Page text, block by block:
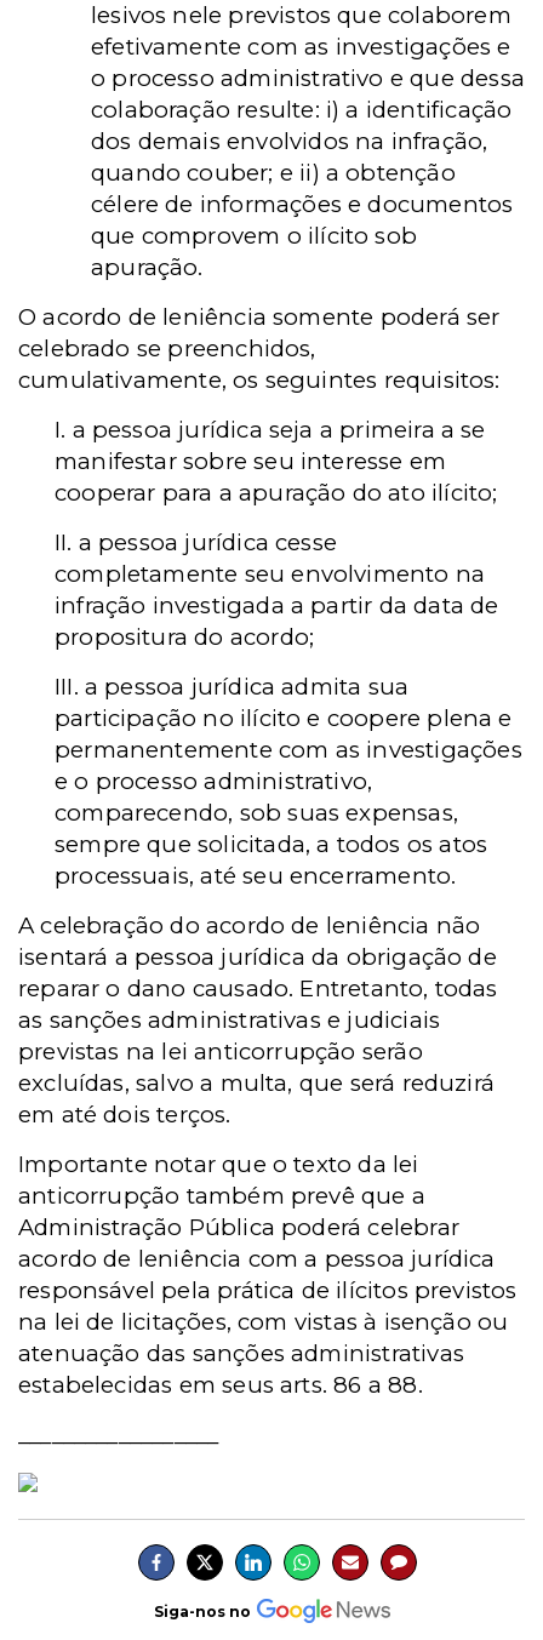
lesivos nele previstos que colaborem
efetivamente com as investigações e
o processo administrativo e que dessa
colaboração resulte: i) a identificação
dos demais envolvidos na infração,
quando couber; e ii) a obtenção
célere de informações e documentos
que comprovem o ilícito sob
apuração.
O acordo de leniência somente poderá ser
celebrado se preenchidos,
cumulativamente, os seguintes requisitos:
I. a pessoa jurídica seja a primeira a se
manifestar sobre seu interesse em
cooperar para a apuração do ato ilícito;
II. a pessoa jurídica cesse
completamente seu envolvimento na
infração investigada a partir da data de
propositura do acordo;
III. a pessoa jurídica admita sua
participação no ilícito e coopere plena e
permanentemente com as investigações
e o processo administrativo,
comparecendo, sob suas expensas,
sempre que solicitada, a todos os atos
processuais, até seu encerramento.
A celebração do acordo de leniência não
isentará a pessoa jurídica da obrigação de
reparar o dano causado. Entretanto, todas
as sanções administrativas e judiciais
previstas na lei anticorrupção serão
excluídas, salvo a multa, que será reduzirá
em até dois terços.
Importante notar que o texto da lei
anticorrupção também prevê que a
Administração Pública poderá celebrar
acordo de leniência com a pessoa jurídica
responsável pela prática de ilícitos previstos
na lei de licitações, com vistas à isenção ou
atenuação das sanções administrativas
estabelecidas em seus arts. 86 a 88.
Siga-nos no